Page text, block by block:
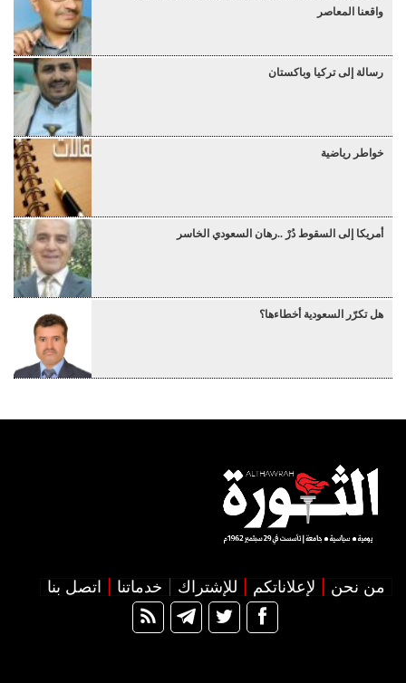
واقعنا المعاصر
رسالة إلى تركيا وباكستان
خواطر رياضية
أمريكا إلى السقوط دُرْ ..رهان السعودي الخاسر
هل تكرّر السعودية أخطاءها؟
من نحن لإعلاناتكم للإشتراك خدماتنا اتصل بنا